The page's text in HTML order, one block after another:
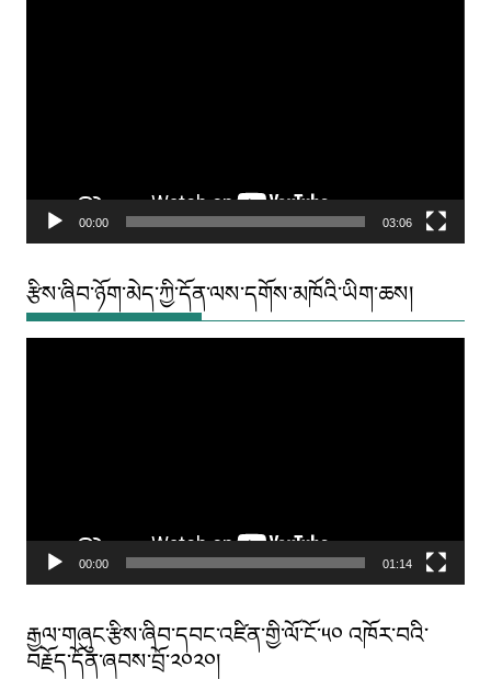
00:00 03:06
རྩིས་ཞིབ་ཉོག་མེད་ཀྱི་དོན་ལས་དགོས་མཁོའི་ཡིག་ཆས།
00:00 01:14
རྒྱལ་གཞུང་རྩིས་ཞིབ་དབང་འཛིན་གྱི་ལོ་ངོ་༥༠ འཁོར་བའི་
བརྗོད་དོན་ཞབས་བྲོ་༢༠༢༠།